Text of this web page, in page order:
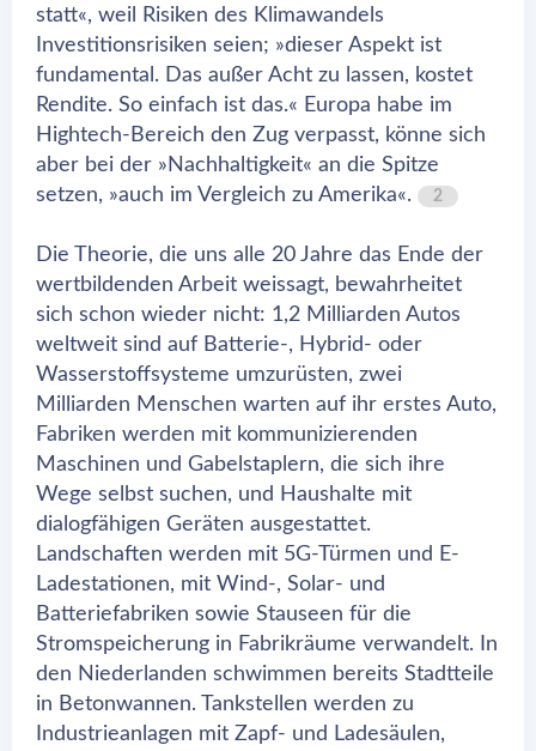
statt«, weil Risiken des Klimawandels
Investitionsrisiken seien; »dieser Aspekt ist
fundamental. Das außer Acht zu lassen, kostet
Rendite. So einfach ist das.« Europa habe im
Hightech-Bereich den Zug verpasst, könne sich
aber bei der »Nachhaltigkeit« an die Spitze
setzen, »auch im Vergleich zu Amerika«.
2
Die Theorie, die uns alle 20 Jahre das Ende der
wertbildenden Arbeit weissagt, bewahrheitet
sich schon wieder nicht: 1,2 Milliarden Autos
weltweit sind auf Batterie-, Hybrid- oder
Wasserstoffsysteme umzurüsten, zwei
Milliarden Menschen warten auf ihr erstes Auto,
Fabriken werden mit kommunizierenden
Maschinen und Gabelstaplern, die sich ihre
Wege selbst suchen, und Haushalte mit
dialogfähigen Geräten ausgestattet.
Landschaften werden mit 5G-Türmen und E-
Ladestationen, mit Wind-, Solar- und
Batteriefabriken sowie Stauseen für die
Stromspeicherung in Fabrikräume verwandelt. In
den Niederlanden schwimmen bereits Stadtteile
in Betonwannen. Tankstellen werden zu
Industrieanlagen mit Zapf- und Ladesäulen,